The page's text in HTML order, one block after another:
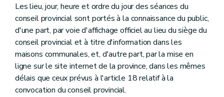
Les lieu, jour, heure et ordre du jour des séances du
conseil provincial sont portés à la connaissance du public,
d'une part, par voie d'affichage officiel au lieu du siège du
conseil provincial et à titre d'information dans les
maisons communales, et, d'autre part, par la mise en
ligne sur le site internet de la province, dans les mêmes
délais que ceux prévus à l'article 18 relatif à la
convocation du conseil provincial.